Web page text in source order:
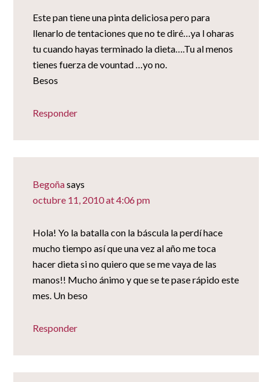
Este pan tiene una pinta deliciosa pero para
llenarlo de tentaciones que no te diré…ya l oharas
tu cuando hayas terminado la dieta….Tu al menos
tienes fuerza de vountad …yo no.
Besos
Responder
Begoñasays
octubre 11, 2010 at 4:06 pm
Hola! Yo la batalla con la báscula la perdí hace
mucho tiempo así que una vez al año me toca
hacer dieta si no quiero que se me vaya de las
manos!! Mucho ánimo y que se te pase rápido este
mes. Un beso
Responder